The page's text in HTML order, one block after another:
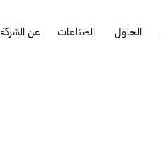
الحلول الصناعات عن الشركة